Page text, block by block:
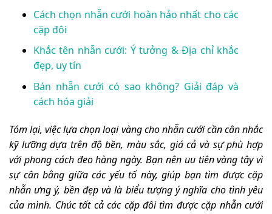
Cách chọn nhẫn cưới hoàn hảo nhất cho các
cặp đôi
Khắc tên nhẫn cưới: Ý tưởng & Địa chỉ khắc
đẹp, uy tín
Bán nhẫn cưới có sao không? Giải đáp và
cách hóa giải
Tóm lại, việc lựa chọn loại vàng cho nhẫn cưới cần cân nhắc
kỹ lưỡng dựa trên độ bền, màu sắc, giá cả và sự phù hợp
với phong cách đeo hàng ngày. Bạn nên uu tiên vàng tây vì
sự cân bằng giữa các yếu tố này, giúp bạn tìm được cặp
nhẫn ưng ý, bền đẹp và là biểu tượng ý nghĩa cho tình yêu
của mình. Chúc tất cả các cặp đôi tìm được cặp nhẫn cưới